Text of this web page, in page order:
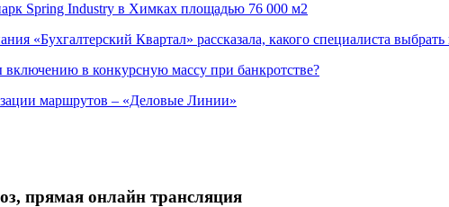
Spring Industry в Химках площадью 76 000 м2
«Бухгалтерский Квартал» рассказала, какого специалиста
в конкурсную массу при банкротстве?
маршрутов – «Деловые Линии»
прямая онлайн трансляция